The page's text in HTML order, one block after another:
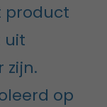
product
uit
zijn.
op